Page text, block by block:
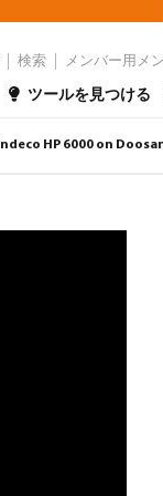
検索 メンバー用メ
ツールを見つける
Indeco HP 6000 on